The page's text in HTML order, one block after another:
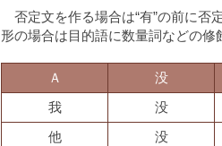
否定文を作る場合は“有”の前に否
形の場合は目的語に数量詞などの修
Ａ 没
我
没
他
没